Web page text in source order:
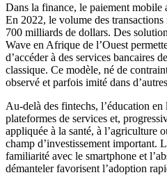
Dans la finance, le paiement mobile
En 2022, le volume des
700 milliards de dollars. Des
Wave en Afrique de l’Ouest
d’accéder à des services bancaires
classique. Ce modèle, né de
observé et parfois imité dans
Au-delà des fintechs, l’éducation
plateformes de services et,
appliquée à la santé, à l’agriculture
champ d’investissement important.
familiarité avec le smartphone et
démanteler favorisent l’adoption